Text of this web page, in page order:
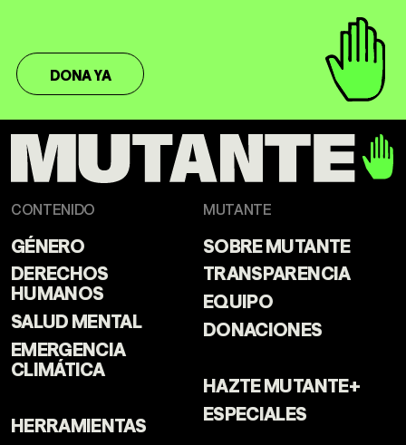
DONA YA
CONTENIDO
GÉNERO
DERECHOS
HUMANOS
SALUD MENTAL
EMERGENCIA
CLIMÁTICA
HERRAMIENTAS
MUTANTE
SOBRE MUTANTE
TRANSPARENCIA
EQUIPO
DONACIONES
HAZTE MUTANTE+
ESPECIALES